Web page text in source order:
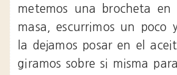
metemos una brocheta en
masa, escurrimos un poco
la dejamos posar en el
giramos sobre si misma